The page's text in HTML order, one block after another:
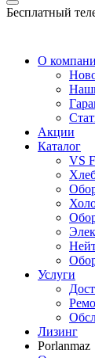
Бесплатный
О
Акции
Каталог
VS
Услуги
Лизинг
Porlanmaz